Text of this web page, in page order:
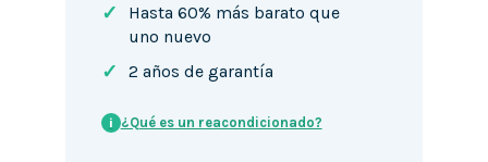
✓
Hasta 60% más barato que
uno nuevo
✓ 2 años de garantía
i ¿Qué es un reacondicionado?